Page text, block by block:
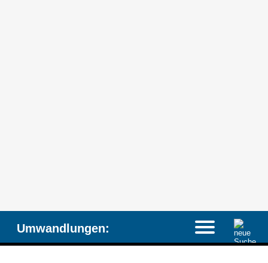
Umwandlungen: